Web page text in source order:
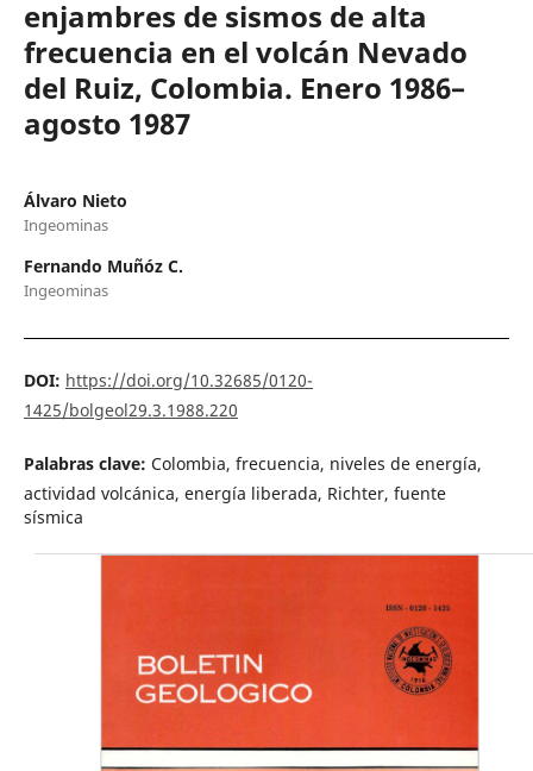
enjambres de sismos de alta
frecuencia en el volcán Nevado
del Ruiz, Colombia. Enero 1986–
agosto 1987
Álvaro Nieto
Ingeominas
Fernando Muñóz C.
Ingeominas
DOI: https://doi.org/10.32685/0120-
1425/bolgeol29.3.1988.220
Palabras clave: Colombia, frecuencia, niveles de energía,
actividad volcánica, energía liberada, Richter, fuente
sísmica